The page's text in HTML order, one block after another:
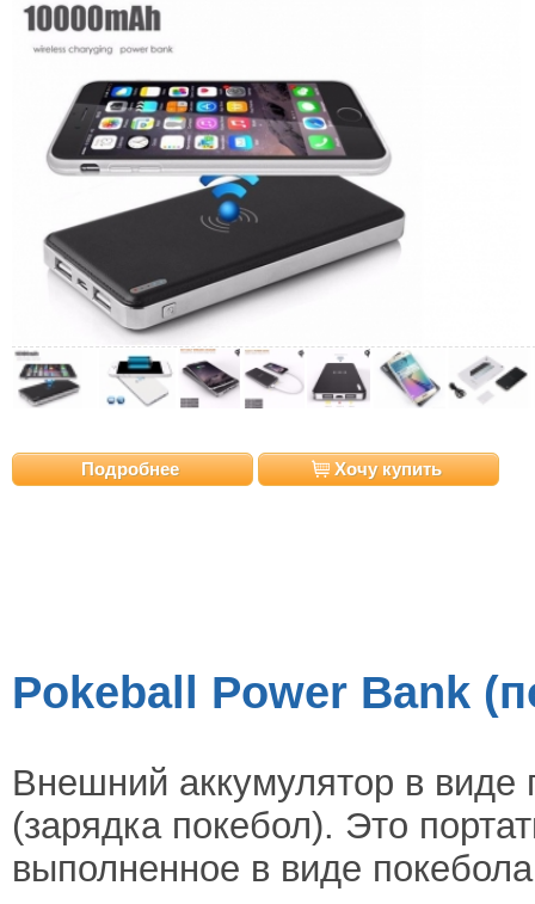
Подробнее Хочу купить
Pokeball Power Bank
Внешний аккумулятор в
(зарядка покебол). Это
выполненное в виде